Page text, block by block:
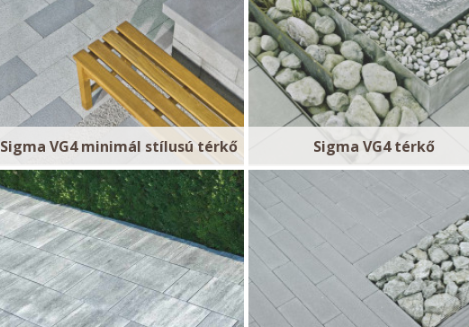
Sigma VG4 minimál stílusú térkő Sigma VG4 térkő